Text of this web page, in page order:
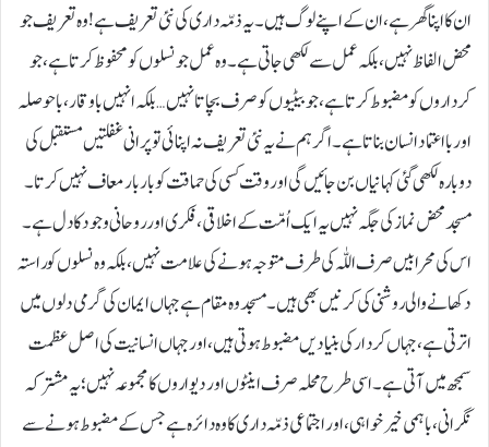
ان کا اپنا گھر ہے، ان کے اپنے لوگ ہیں۔ یہ ذمّہ داری کی نئی تعریف ہے! وہ تعریف جو
محض الفاظ نہیں، بلکہ عمل سے لکھی جاتی ہے۔ وہ عمل جو نسلوں کو محفوظ کرتا ہے، جو
کرداروں کو مضبوط کرتا ہے، جو بیٹیوں کو صرف بچاتا نہیں… بلکہ انہیں باوقار، باحوصلہ
اور بااعتماد انسان بناتا ہے۔ اگر ہم نے یہ نئی تعریف نہ اپنائی تو پرانی غفلتیں مستقبل کی
دوبارہ لکھی گئی کہانیاں بن جائیں گی اور وقت کسی کی حماقت کو بار بار معاف نہیں کرتا۔
مسجد محض نماز کی جگہ نہیں یہ ایک اُمّت کے اخلاقی، فکری اور روحانی وجود کا دل ہے۔
اس کی محرابیں صرف اللّٰہ کی طرف متوجہ ہونے کی علامت نہیں، بلکہ وہ نسلوں کو راستہ
دکھانے والی روشنی کی کرنیں بھی ہیں۔ مسجد وہ مقام ہے جہاں ایمان کی گرمی دلوں میں
اترتی ہے، جہاں کردار کی بنیادیں مضبوط ہوتی ہیں، اور جہاں انسانیت کی اصل عظمت
سمجھ میں آتی ہے۔ اسی طرح محلہ صرف اینٹوں اور دیواروں کا مجموعہ نہیں؛ یہ مشترکہ
نگرانی، باہمی خیر خواہی، اور اجتماعی ذمّہ داری کا وہ دائرہ ہے جس کے مضبوط ہونے سے